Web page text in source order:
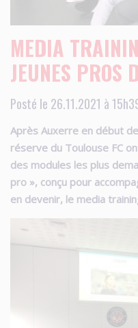
MEDIA
JEUNES PROS
Posté le 26.11.2021 à
Après Auxerre en début
réserve du Toulouse FC
des modules les plus
pro », conçu pour
en devenir, le media